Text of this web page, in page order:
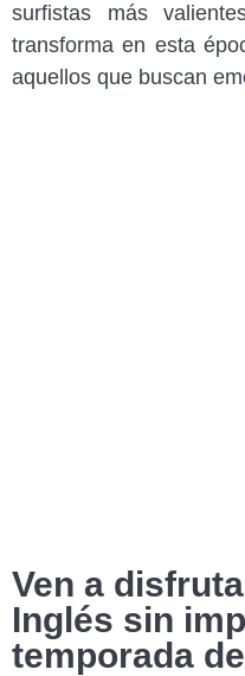
surfistas más
transforma en esta
aquellos que buscan
Ven a
Inglés sin
temporada